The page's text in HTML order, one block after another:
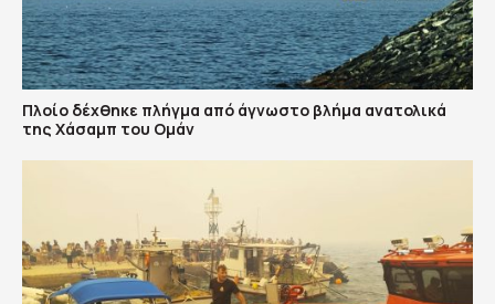
Πλοίο δέχθηκε πλήγμα από άγνωστο βλήμα ανατολικά
της Χάσαμπ του Ομάν